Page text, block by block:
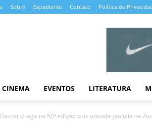
Sobre Expediente Contato Política de
CINEMA EVENTOS LITERATURA
chega na 50ª edição com entrada gratuita na